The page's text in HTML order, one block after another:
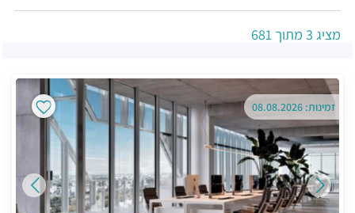
מציג 3מתוך 681
זמינות: 08.08.2026